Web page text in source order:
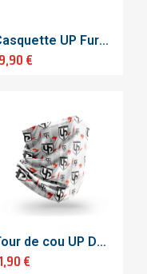
Casquette UP Furtive
€
Tour de cou UP DESIGN
€